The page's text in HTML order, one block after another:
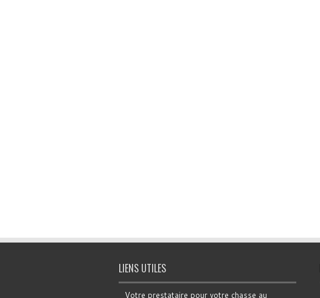
LIENS UTILES
Votre prestataire pour votre chasse au